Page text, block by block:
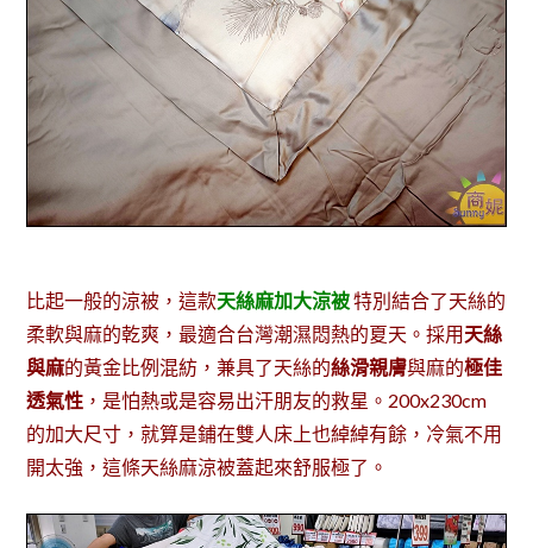
比起一般的涼被，這款天絲麻加大涼被特別結合了天絲的
柔軟與麻的乾爽，最適合台灣潮濕悶熱的夏天。採用天絲
與麻的黃金比例混紡，兼具了天絲的絲滑親膚與麻的極佳
透氣性 ，是怕熱或是容易出汗朋友的救星。200x230cm
的加大尺寸，就算是鋪在雙人床上也綽綽有餘，冷氣不用
開太強，這條天絲麻涼被蓋起來舒服極了。